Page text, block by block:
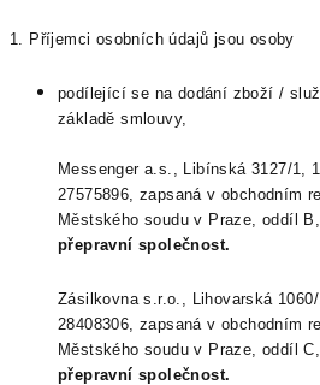
1. Příjemci osobních údajů jsou osoby
podílející se na dodání zboží /
základě smlouvy,
Messenger a.s., Libínská 3127/1,
27575896, zapsaná v obchodním
Městského soudu v Praze, oddíl
přepravní společnost.
Zásilkovna s.r.o., Lihovarská
28408306, zapsaná v obchodním
Městského soudu v Praze, oddíl
přepravní společnost.